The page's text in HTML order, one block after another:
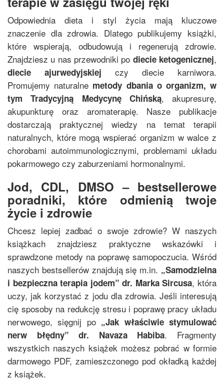
Odpowiednia dieta i styl życia mają kluczowe
znaczenie dla zdrowia. Dlatego publikujemy książki,
które wspierają, odbudowują i regenerują zdrowie.
Znajdziesz u nas przewodniki po diecie ketogenicznej,
diecie ajurwedyjskiej czy diecie karniwora.
Promujemy naturalne metody dbania o organizm, w
tymTradycyjną Medycynę Chińską, akupresurę,
akupunkturę oraz aromaterapię. Nasze publikacje
dostarczają praktycznej wiedzy na temat terapii
naturalnych, które mogą wspierać organizm w walce z
chorobami autoimmunologicznymi, problemami układu
pokarmowego czy zaburzeniami hormonalnymi.
Jod, CDL, DMSO – bestsellerowe
poradniki, które odmienią twoje
życie i zdrowie
Chcesz lepiej zadbać o swoje zdrowie? W naszych
książkach znajdziesz praktyczne wskazówki i
sprawdzone metody na poprawę samopoczucia. Wśród
naszych bestsellerów znajdują się m.in. „Samodzielna
i bezpieczna terapia jodem”dr. Marka Sircusa, która
uczy, jak korzystać z jodu dla zdrowia. Jeśli interesują
cię sposoby na redukcję stresu i poprawę pracy układu
nerwowego, sięgnij po „Jak właściwie stymulować
nerw błędny”dr. Navaza Habiba. Fragmenty
wszystkich naszych książek możesz pobrać w formie
darmowego PDF, zamieszczonego pod okładką każdej
z książek.